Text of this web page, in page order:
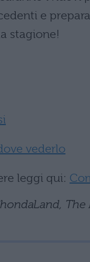
e
stagione!
vederlo
leggi qui: